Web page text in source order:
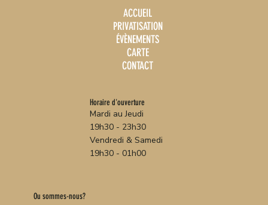
ACCUEIL
PRIVATISATION
ÉVÈNEMENTS
CARTE
CONTACT
Horaire d'ouverture
Mardi au Jeudi
19h30 - 23h30
Vendredi & Samedi
19h30 - 01h00
Ou sommes-nous?